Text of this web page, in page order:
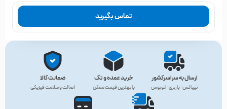
تماس بگیرید
ارسال به سراسرکشور
تیپاکس- باربری- اتوبوس
خرید عمده و تک
با بهترین قیمت ممکن
ضمانت کالا
اصالت و سلامت فیزیکی